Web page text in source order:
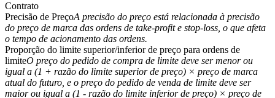
Futuros de USDT
Futuros usando USDT como garantia
Contrato
Precisão de PreçoA precisão do preço está relacionada à precisão
do preço de marca das ordens de take-profit e stop-loss, o que afeta
o tempo de acionamento das ordens.
Proporção do limite superior/inferior de preço para ordens de
limiteO preço do pedido de compra de limite deve ser menor ou
igual a (1 + razão do limite superior de preço) × preço de marca
atual do futuro, e o preço do pedido de venda de limite deve ser
maior ou igual a (1 - razão do limite inferior de preço) × preço de